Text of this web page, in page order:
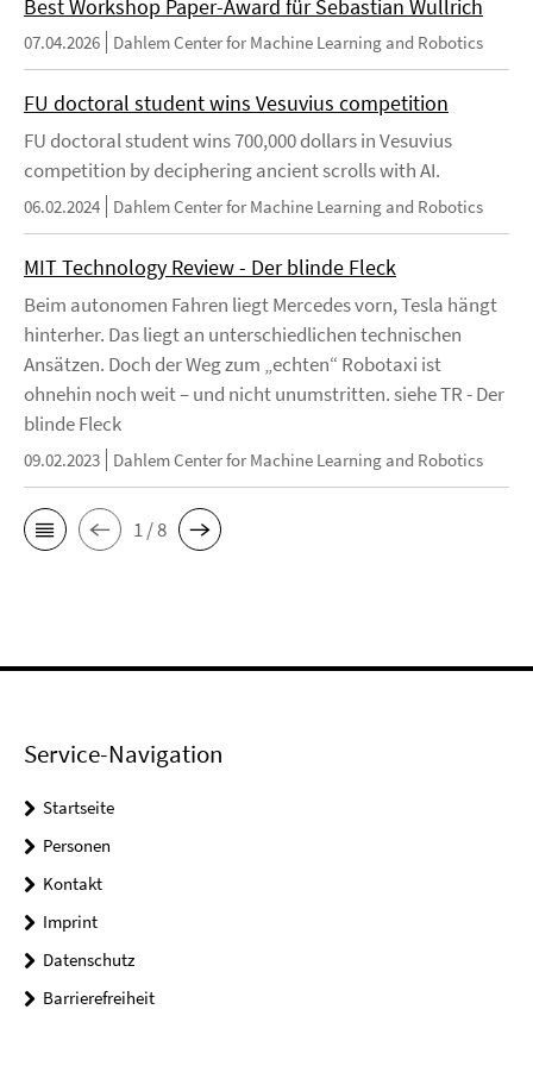
Best Workshop Paper-Award für Sebastian Wullrich
07.04.2026 Dahlem Center for Machine Learning and Robotics
FU doctoral student wins Vesuvius competition
FU doctoral student wins 700,000 dollars in Vesuvius
competition by deciphering ancient scrolls with AI.
06.02.2024 Dahlem Center for Machine Learning and Robotics
MIT Technology Review - Der blinde Fleck
Beim autonomen Fahren liegt Mercedes vorn, Tesla hängt
hinterher. Das liegt an unterschiedlichen technischen
Ansätzen. Doch der Weg zum „echten“ Robotaxi ist
ohnehin noch weit – und nicht unumstritten. siehe TR - Der
blinde Fleck
09.02.2023 Dahlem Center for Machine Learning and Robotics
1 / 8
Service-Navigation
Startseite
Personen
Kontakt
Imprint
Datenschutz
Barrierefreiheit